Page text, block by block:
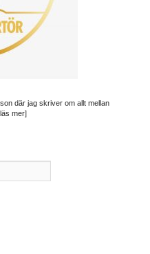
där jag skriver om allt mellan
mer]